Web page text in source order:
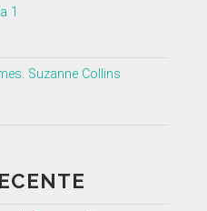
1
Suzanne Collins